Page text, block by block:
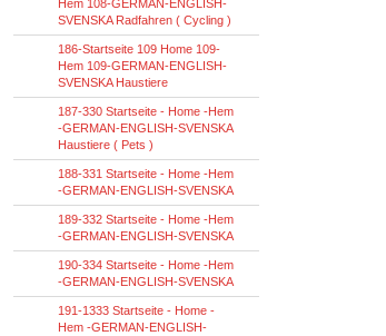
Hem 108-GERMAN-ENGLISH-
SVENSKA Radfahren ( Cycling )
186-Startseite 109 Home 109-
Hem 109-GERMAN-ENGLISH-
SVENSKA Haustiere
187-330 Startseite - Home -Hem
-GERMAN-ENGLISH-SVENSKA
Haustiere ( Pets )
188-331 Startseite - Home -Hem
-GERMAN-ENGLISH-SVENSKA
189-332 Startseite - Home -Hem
-GERMAN-ENGLISH-SVENSKA
190-334 Startseite - Home -Hem
-GERMAN-ENGLISH-SVENSKA
191-1333 Startseite - Home -
Hem -GERMAN-ENGLISH-